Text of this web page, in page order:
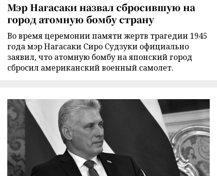
Мэр Нагасаки назвал сбросившую на
город атомную бомбу страну
Во время церемонии памяти жертв трагедии 1945
года мэр Нагасаки Сиро Судзуки официально
заявил, что атомную бомбу на японский город
сбросил американский военный самолет.